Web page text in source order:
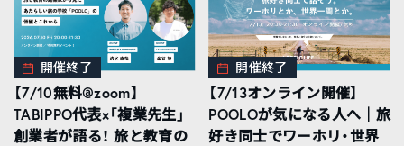
開催終了
【7/10無料@zoom】
TABIPPO代表×「複業先生」
創業者が語る！ 旅と教育の
開催終了
【7/13オンライン開催】
POOLOが気になる人へ｜旅
好き同士でワーホリ・世界